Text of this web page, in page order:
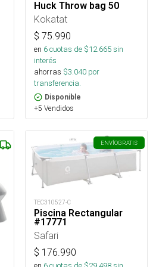
Huck Throw bag 50
Kokatat
$ 75.990
en 6cuotas de $12.665sin
interés
ahorras $3.040 por
transferencia.
Disponible
+5 Vendidos
ENVÍOGRATIS
TEC310527-C
Piscina Rectangular
#17771
Safari
$ 176.990